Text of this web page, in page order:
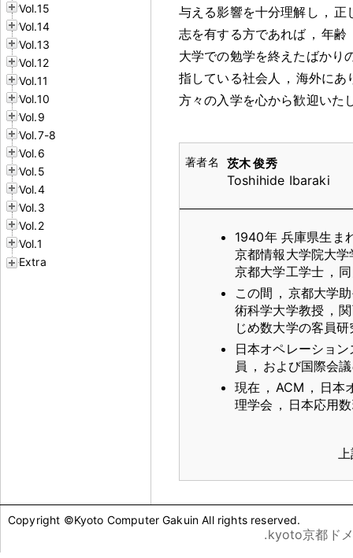
Vol.15
Vol.14
Vol.13
Vol.12
Vol.11
Vol.10
Vol.9
Vol.7-8
Vol.6
Vol.5
Vol.4
Vol.3
Vol.2
Vol.1
Extra
与える影響を十分理解し ， 正
志を有する方であれば ， 年齢
大学での勉学を終えたばかり
指している社会人
， 海外にあ
方々の入学を心から歓迎いた
茨木 俊秀
Toshihide Ibaraki
1940年 兵庫県生ま
京都情報大学院大学
京都大学工学士 ，
この間 ， 京都大学
術科学大学教授 ，
じめ数大学の客員
日本オペレーション
員 ， および国際会
現在 ， ACM ， 日本
理学会 ， 日本応用
Copyright ©Kyoto Computer Gakuin All rights reserved.
.kyoto京都ド